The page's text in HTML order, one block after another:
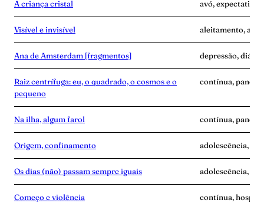
A criança cristal avó, expectativa
Visível e invisível aleitamento,
Ana de Amsterdam [fragmentos] depressão, diário
Raiz centrífuga: eu, o quadrado, o cosmos e o
pequeno
contínua,
Na ilha, algum farol contínua,
Origem, confinamento adolescência,
Os dias (não) passam sempre iguais adolescência,
Começo e violência contínua,